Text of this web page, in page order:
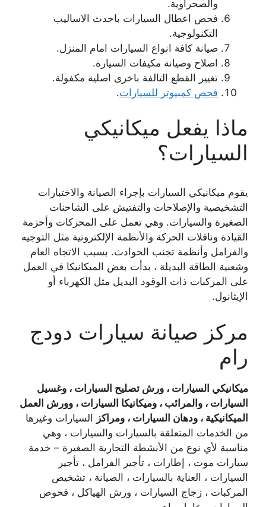
والصحراوية.
فحص اعطال السيارات باحدث الاساليب
التكنولوجية.
صيانة كافة انواع السيارات امام المنزل.
اصلاح وصيانة مكيفات السيارة.
تغيير القطع التالفة باخرى اصلية مكفولة.
فحص كمبيوتر للسيارات.
ماذا يفعل ميكانيكي
السيارات؟
يقوم ميكانيكي السيارات بإجراء الصيانة والاختبارات
التشخيصية والإصلاحات والتفتيش على الشاحنات
الصغيرة والسيارات. وهي تعمل على المحركات وأحزمة
القيادة وناقلات الحركة والأنظمة الإلكترونية مثل التوجيه
والفرامل وأنظمة تجنب الحوادث. بسبب الاتجاه العام
وشعبية الطاقة البديلة ، بدأت بعض الميكانيكا في العمل
على المركبات ذات الوقود البديل مثل الكهرباء أو
الإيثانول.
مركز صيانة سيارات دودج
رام
ميكانيكي السيارات ، ورش تصليح السيارات ، وغسيل
السيارات ، والمرائب ، وميكانيكا السيارات ، وورش العمل
الميكانيكية ، ودهان السيارات ، ومراكز السيارات وغيرها
من الخدمات المتعلقة بالسيارات والسيارات ، وهي
مناسبة لأي نوع من الأنشطة التجارية الصغيرة – خدمة
سيارات موت ، إطارات ، تأجير الفرامل ، تأجير
السيارات ، العناية بالسيارات ، الصيانة ، تشخيص
المركبات ، زجاج السيارات ، ورش الهياكل ، فحوص